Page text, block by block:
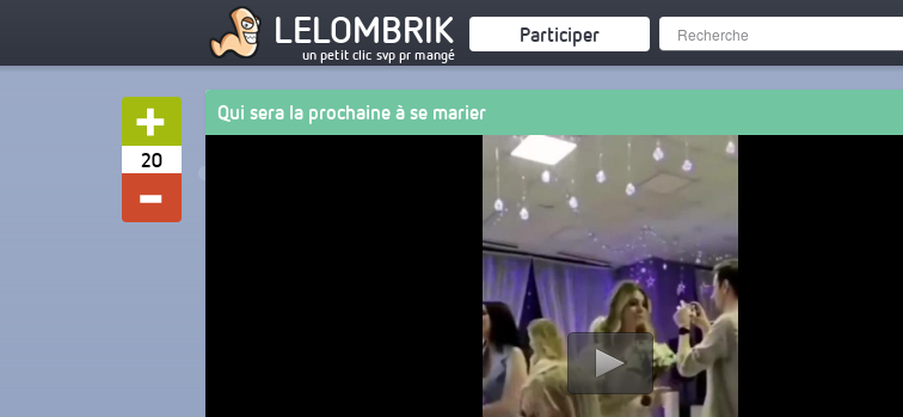
LELOMBRIK
un petit clic svp pr mangé
Participer
20
Qui sera la prochaine à se marier